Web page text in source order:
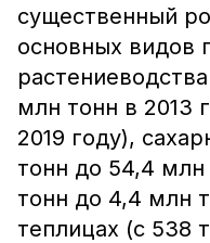
существенный
основных видов
млн тонн в 2013
2019 году),
тонн до 54,4 млн
тонн до 4,4 млн
теплицах (с 538